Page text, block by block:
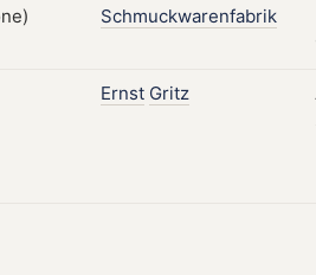
Schmuckwarenfabrik
Ernst Gritz